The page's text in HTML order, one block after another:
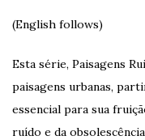
(English follows)
Esta série, Paisagens
paisagens urbanas,
essencial para sua
ruído e da